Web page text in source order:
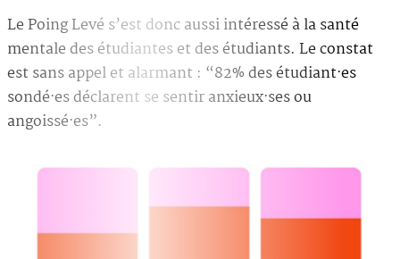
Le Poing Levé s’est donc aussi intéressé à la santé
mentale des étudiantes et des étudiants. Le constat
est sans appel et alarmant : “82% des étudiant·es
sondé·es déclarent se sentir anxieux·ses ou
angoissé·es”.